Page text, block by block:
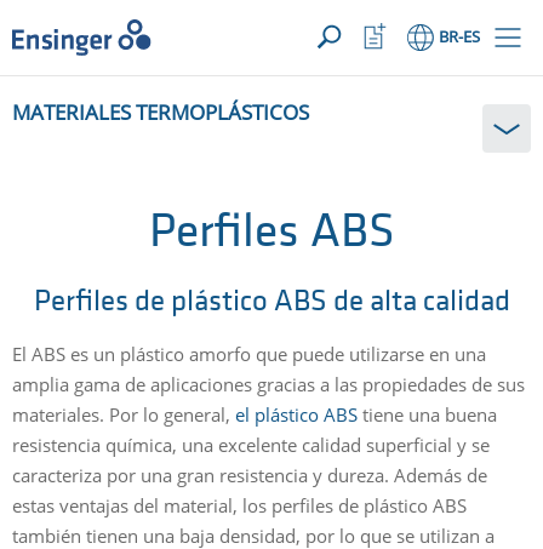
SUA SOLICITAÇÃO ({{productCount}} Products)
ABRIR
Início BR-ES
Abrir
lista
de
quéMATERIALES TERMOPLÁSTICOS
Perfiles ABS
Perfiles de plástico ABS de alta calidad
El ABS es un plástico amorfo que puede utilizarse en una
amplia gama de aplicaciones gracias a las propiedades de sus
materiales. Por lo general, el plástico ABS tiene una buena
resistencia química, una excelente calidad superficial y se
caracteriza por una gran resistencia y dureza. Además de
estas ventajas del material, los perfiles de plástico ABS
también tienen una baja densidad, por lo que se utilizan a